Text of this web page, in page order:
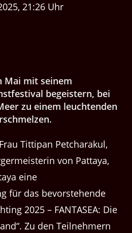
21:26 Uhr
Mai mit seinem
begeistern, bei
zu einem leuchtenden
Tittipan Petcharakul,
von Pattaya,
eine
für das bevorstehende
2025 – FANTASEA: Die
Zu den Teilnehmern